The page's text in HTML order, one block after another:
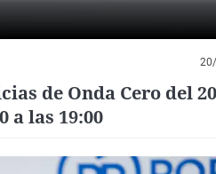
de Onda Cero del
a las 19:00